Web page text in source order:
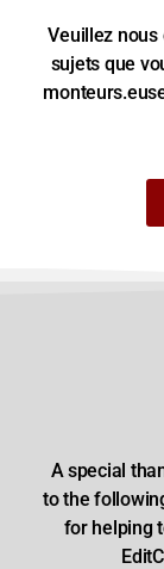
Veuillez
sujets que
A special
to the
for helping